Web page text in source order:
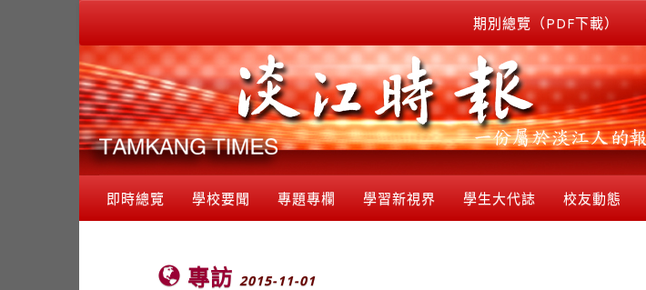
期別總覽（PDF下載）
即時總覽 學校要聞 專題專欄 學習新視界 學生大代誌 校友動態
專訪 2015-11-01